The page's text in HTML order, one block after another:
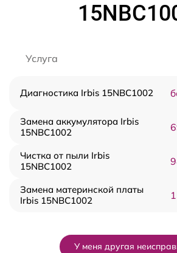
Услуга
Диагностика Irbis 15NBC1002
Замена аккумулятора Irbis
15NBC1002
Чистка от пыли Irbis
15NBC1002
Замена материнской платы
Irbis 15NBC1002
У меня другая